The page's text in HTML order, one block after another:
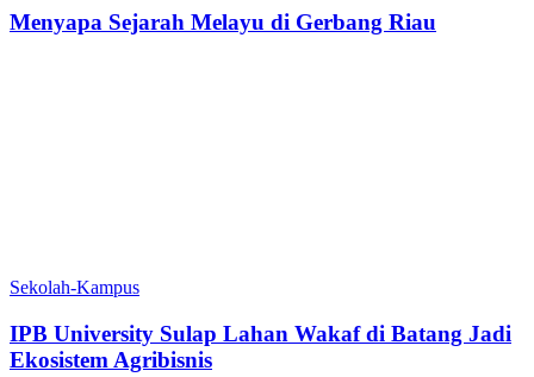
Menyapa Sejarah Melayu di Gerbang Riau
Sekolah-Kampus
IPB University Sulap Lahan Wakaf di Batang Jadi
Ekosistem Agribisnis